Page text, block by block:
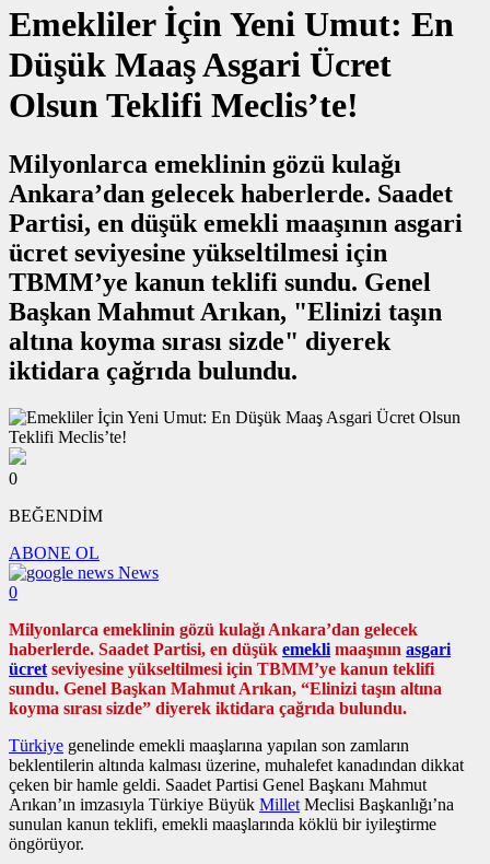
Emekliler İçin Yeni Umut: En
Düşük Maaş Asgari Ücret
Olsun Teklifi Meclis’te!
Milyonlarca emeklinin gözü kulağı
Ankara’dan gelecek haberlerde. Saadet
Partisi, en düşük emekli maaşının asgari
ücret seviyesine yükseltilmesi için
TBMM’ye kanun teklifi sundu. Genel
Başkan Mahmut Arıkan, "Elinizi taşın
altına koyma sırası sizde" diyerek
iktidara çağrıda bulundu.
0
BEĞENDİM
ABONE OL
News
0
Milyonlarca emeklinin gözü kulağı Ankara’dan gelecek
haberlerde. Saadet Partisi, en düşük emekli maaşının asgari
ücret seviyesine yükseltilmesi için TBMM’ye kanun teklifi
sundu. Genel Başkan Mahmut Arıkan, “Elinizi taşın altına
koyma sırası sizde” diyerek iktidara çağrıda bulundu.
Türkiye genelinde emekli maaşlarına yapılan son zamların
beklentilerin altında kalması üzerine, muhalefet kanadından dikkat
çeken bir hamle geldi. Saadet Partisi Genel Başkanı Mahmut
Arıkan’ın imzasıyla Türkiye Büyük Millet Meclisi Başkanlığı’na
sunulan kanun teklifi, emekli maaşlarında köklü bir iyileştirme
öngörüyor.